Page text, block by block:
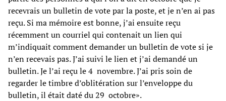
recevrais un bulletin de vote par la poste, et je n’en ai pas
reçu. Si ma mémoire est bonne, j’ai ensuite reçu
récemment un courriel qui contenait un lien qui
m’indiquait comment demander un bulletin de vote si je
n’en recevais pas. J’ai suivi le lien et j’ai demandé un
bulletin. Je l’ai reçu le 4 novembre. J’ai pris soin de
regarder le timbre d’oblitération sur l’enveloppe du
bulletin, il était daté du 29 octobre».